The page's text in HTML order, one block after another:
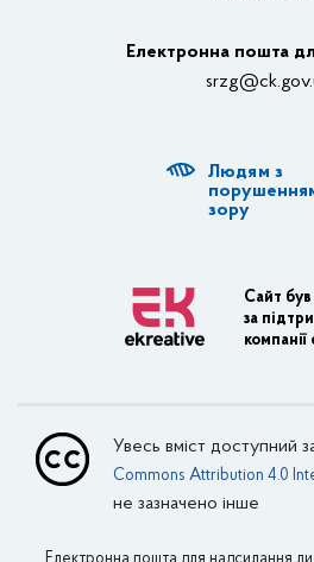
Структурні
Діяльність
Транспортна
Внутрішній водний
Авіаційний
Поштовий
Електронна пошта
Людям з
зору
Сайт
за
Увесь вміст доступний
Commons Attribution 4.0
не зазначено інше
Електронна пошта для надсилання